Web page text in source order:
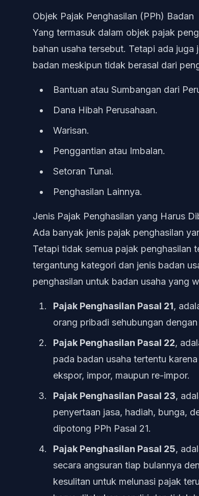
Objek Pajak Penghasilan (PPh) Badan
Yang termasuk dalam objek pajak
bahan usaha tersebut. Tetapi ada
badan meskipun tidak berasal dari
Bantuan atau Sumbangan dari
Dana Hibah Perusahaan.
Warisan.
Penggantian atau Imbalan.
Setoran Tunai.
Penghasilan Lainnya.
Jenis Pajak Penghasilan yang Harus
Ada banyak jenis pajak penghasilan
Tetapi tidak semua pajak penghasilan
tergantung kategori dan jenis badan
penghasilan untuk badan usaha yang
Pajak Penghasilan Pasal 21,
orang pribadi sehubungan
Pajak Penghasilan Pasal 22,
pada badan usaha tertentu
ekspor, impor, maupun re-impor.
Pajak Penghasilan Pasal 23,
penyertaan jasa, hadiah, bunga,
dipotong PPh Pasal 21.
Pajak Penghasilan Pasal 25,
secara angsuran tiap bulannya
kesulitan untuk melunasi pajak